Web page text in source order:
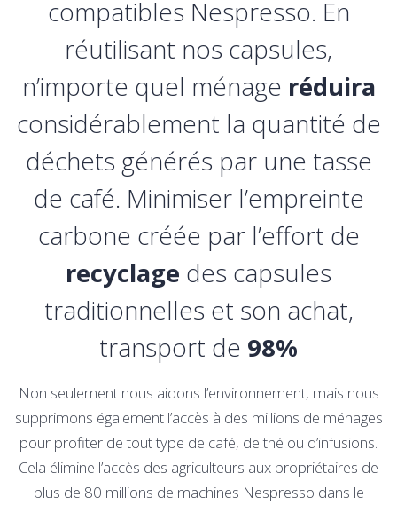
compatibles Nespresso. En
réutilisant nos capsules,
n’importe quel ménage réduira
considérablement la quantité de
déchets générés par une tasse
de café. Minimiser l’empreinte
carbone créée par l’effort de
recyclage des capsules
traditionnelles et son achat,
transport de 98%
Non seulement nous aidons l’environnement, mais nous
supprimons également l’accès à des millions de ménages
pour profiter de tout type de café, de thé ou d’infusions.
Cela élimine l’accès des agriculteurs aux propriétaires de
plus de 80 millions de machines Nespresso dans le